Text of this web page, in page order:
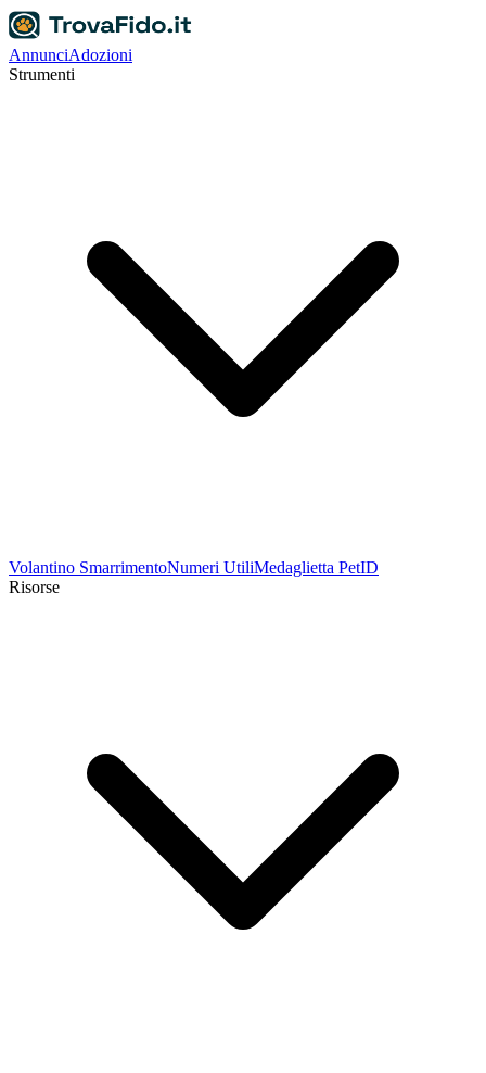
AnnunciAdozioni
Strumenti
Volantino SmarrimentoNumeri UtiliMedaglietta PetID
Risorse